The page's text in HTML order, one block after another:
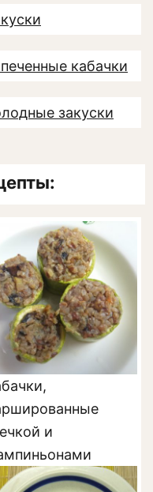
кабачки
закуски
и